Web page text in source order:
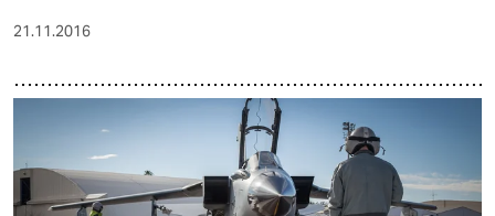
21.11.2016